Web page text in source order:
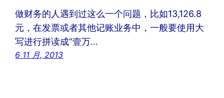
做财务的人遇到过这么一个问题，比如13,126.8
元，在发票或者其他记账业务中，一般要使用大
写进行拼读成“壹万…
6 11 月, 2013